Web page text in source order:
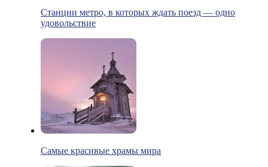
Станции метро, в которых ждать поезд — одно
удовольствие
Самые красивые храмы мира